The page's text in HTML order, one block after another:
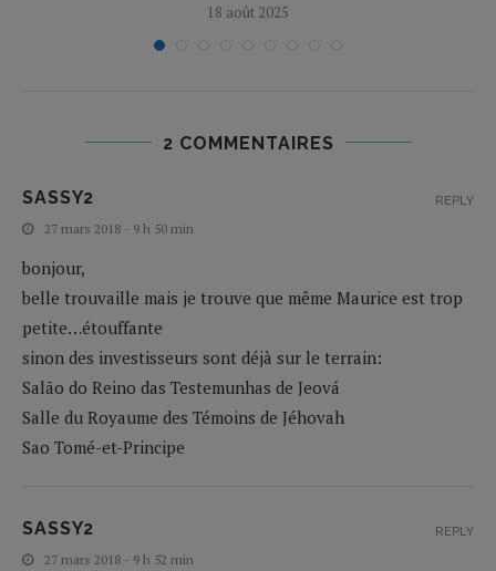
18 août 2025
2 COMMENTAIRES
SASSY2
27 mars 2018 - 9 h 50 min
bonjour,
belle trouvaille mais je trouve que même Maurice est trop
petite…étouffante
sinon des investisseurs sont déjà sur le terrain:
Salão do Reino das Testemunhas de Jeová
Salle du Royaume des Témoins de Jéhovah
Sao Tomé-et-Principe
REPLY
SASSY2
27 mars 2018 - 9 h 52 min
REPLY